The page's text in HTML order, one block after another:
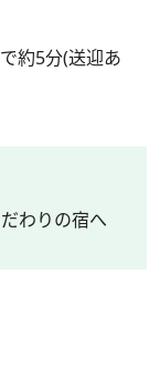
約5分(送迎あ
わりの宿へ